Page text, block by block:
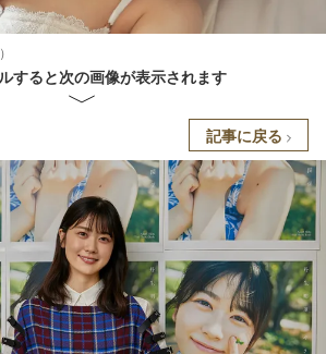
すると次の画像が表示されます
記事に戻る